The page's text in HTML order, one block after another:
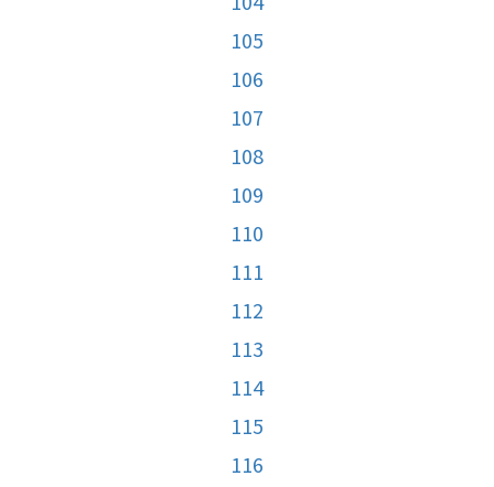
105
106
107
108
109
110
111
112
113
114
115
116